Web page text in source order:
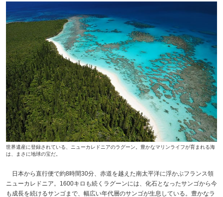
世界遺産に登録されている、ニューカレドニアのラグーン。豊かなマリンライフが育まれる海
は、まさに地球の宝だ。
日本から直行便で約8時間30分、赤道を越えた南太平洋に浮かぶフランス領
ニューカレドニア。1600キロも続くラグーンには、化石となったサンゴから今
も成長を続けるサンゴまで、幅広い年代層のサンゴが生息している。豊かなラ